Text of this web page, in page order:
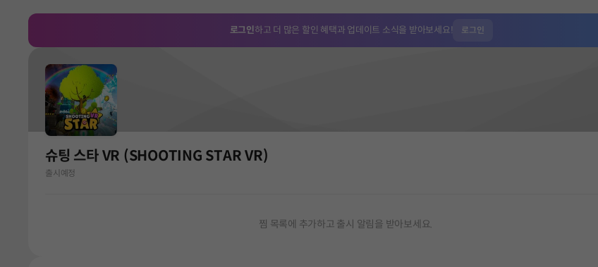
로그인하고 더 많은 할인 혜택과 업데이트 소식을 받아보세요! 로그인
슈팅 스타 VR (SHOOTING STAR VR)
출시예정
찜 목록에 추가하고 출시 알림을 받아보세요.